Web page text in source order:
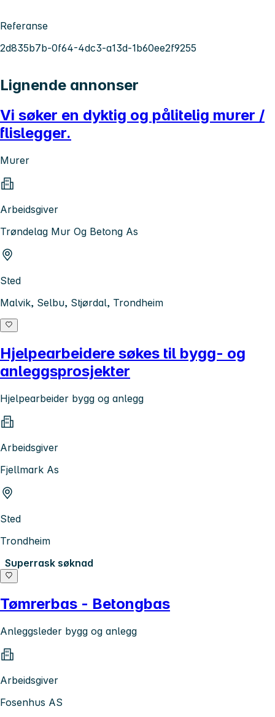
Referanse
2d835b7b-0f64-4dc3-a13d-1b60ee2f9255
Lignende annonser
Vi søker en dyktig og pålitelig murer /
flislegger.
Murer
Arbeidsgiver
Trøndelag Mur Og Betong As
Sted
Malvik, Selbu, Stjørdal, Trondheim
Hjelpearbeidere søkes til bygg- og
anleggsprosjekter
Hjelpearbeider bygg og anlegg
Arbeidsgiver
Fjellmark As
Sted
Trondheim
Superrask søknad
Tømrerbas - Betongbas
Anleggsleder bygg og anlegg
Arbeidsgiver
Fosenhus AS